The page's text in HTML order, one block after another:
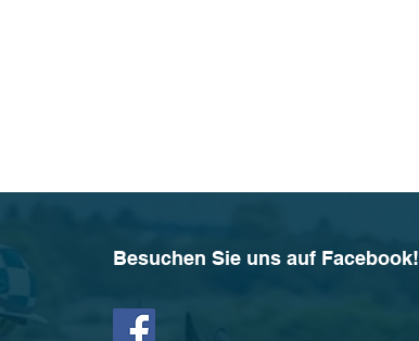
Besuchen Sie uns auf Facebook!